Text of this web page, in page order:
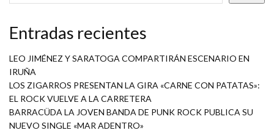
Entradas recientes
LEO JIMÉNEZ Y SARATOGA COMPARTIRÁN ESCENARIO EN
IRUÑA
LOS ZIGARROS PRESENTAN LA GIRA «CARNE CON PATATAS»:
EL ROCK VUELVE A LA CARRETERA
BARRACÜDA LA JOVEN BANDA DE PUNK ROCK PUBLICA SU
NUEVO SINGLE «MAR ADENTRO»